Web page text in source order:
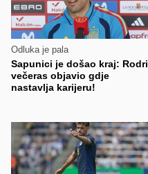
Odluka je pala
Sapunici je došao kraj: Rodri
večeras objavio gdje
nastavlja karijeru!